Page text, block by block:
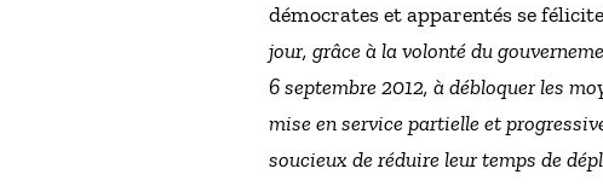
démocrates et apparentés se
jour, grâce à la volonté du
6 septembre 2012, à débloquer les
mise en service partielle et
soucieux de réduire leur temps de